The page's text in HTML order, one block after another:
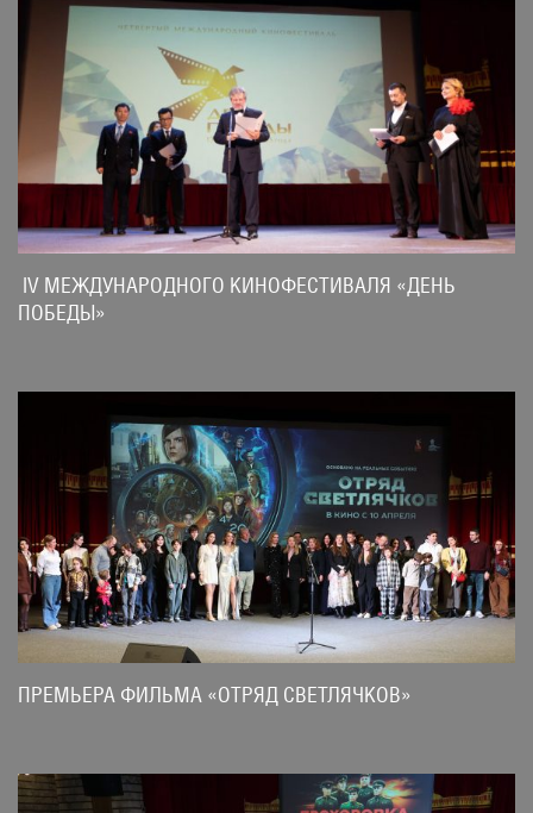
IV МЕЖДУНАРОДНОГО КИНОФЕСТИВАЛЯ «ДЕНЬ
ПОБЕДЫ»
ПРЕМЬЕРА ФИЛЬМА «ОТРЯД СВЕТЛЯЧКОВ»